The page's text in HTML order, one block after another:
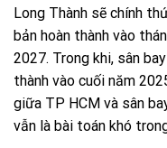
Long Thành sẽ chính
bản hoàn thành vào
2027. Trong khi, sân
thành vào cuối năm
giữa TP HCM và sân
vẫn là bài toán khó